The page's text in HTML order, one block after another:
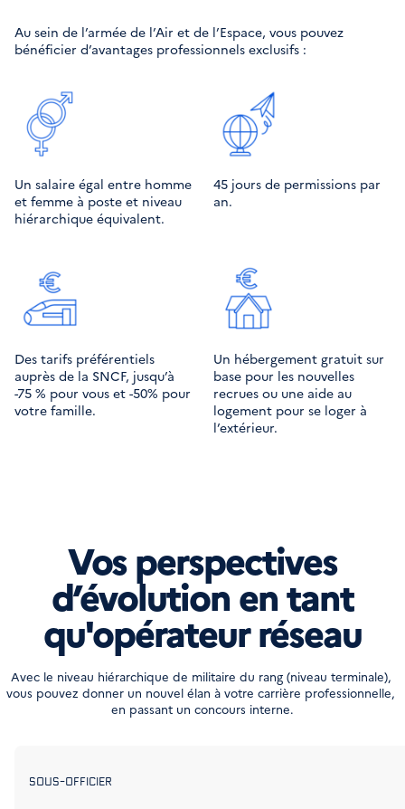
Au sein de l’armée de l’Air et de l’Espace, vous pouvez
bénéficier d’avantages professionnels exclusifs :
Un salaire égal entre homme
et femme à poste et niveau
hiérarchique équivalent.
45 jours de permissions par
an.
Des tarifs préférentiels
auprès de la SNCF, jusqu’à
-75 % pour vous et -50% pour
votre famille.
Un hébergement gratuit sur
base pour les nouvelles
recrues ou une aide au
logement pour se loger à
l’extérieur.
Vos perspectives
d’évolution en tant
qu'opérateur réseau
Avec le niveau hiérarchique de militaire du rang (niveau terminale),
vous pouvez donner un nouvel élan à votre carrière professionnelle,
en passant un concours interne.
SOUS-OFFICIER